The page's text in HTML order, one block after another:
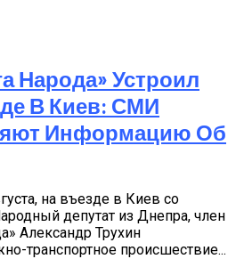
Народа» Устроил
В Киев: СМИ
Информацию Об
на въезде в Киев со
депутат из Днепра, член
Александр Трухин
транспортное происшествие...